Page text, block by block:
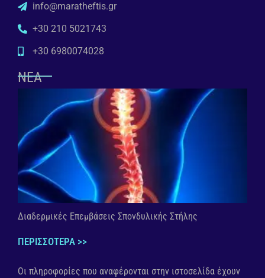
info@maratheftis.gr
+30 210 5021743
+30 6980074028
ΝΕΑ
Διαδερμικές Επεμβάσεις Σπονδυλικής Στήλης
ΠΕΡΙΣΣΟΤΕΡΑ >>
Οι πληροφορίες που αναφέρονται στην ιστοσελίδα έχουν